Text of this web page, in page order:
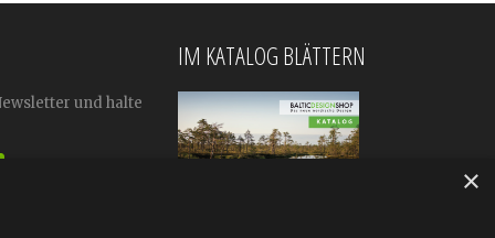
und halte
IM KATALOG BLÄTTERN
×